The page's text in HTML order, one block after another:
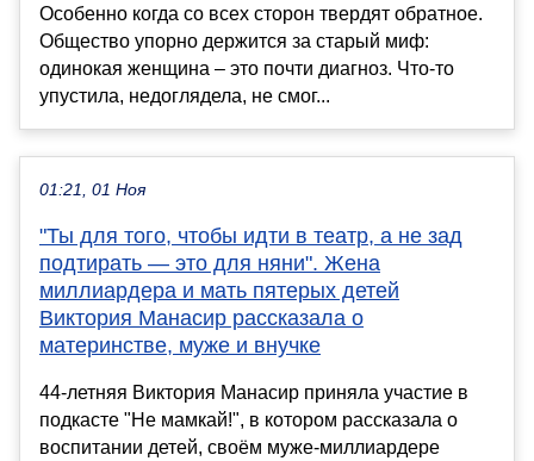
Особенно когда со всех сторон твердят обратное.
Общество упорно держится за старый миф:
одинокая женщина – это почти диагноз. Что-то
упустила, недоглядела, не смог...
01:21, 01 Ноя
"Ты для того, чтобы идти в театр, а не зад
подтирать — это для няни". Жена
миллиардера и мать пятерых детей
Виктория Манасир рассказала о
материнстве, муже и внучке
44-летняя Виктория Манасир приняла участие в
подкасте "Не мамкай!", в котором рассказала о
воспитании детей, своём муже-миллиардере